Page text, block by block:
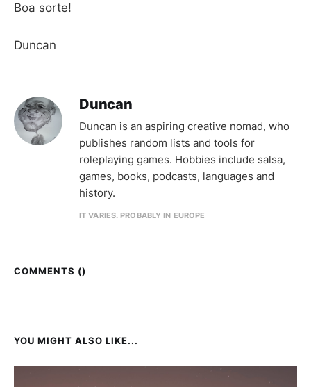
Boa sorte!
Duncan
Duncan
Duncan is an aspiring creative nomad, who
publishes random lists and tools for
roleplaying games. Hobbies include salsa,
games, books, podcasts, languages and
history.
IT VARIES. PROBABLY IN EUROPE
COMMENTS ()
YOU MIGHT ALSO LIKE...